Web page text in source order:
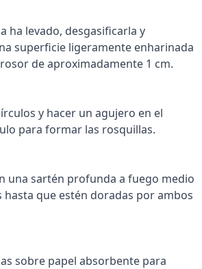
ha levado, desgasificarla y
superficie ligeramente enharinada
de aproximadamente 1 cm.
y hacer un agujero en el
para formar las rosquillas.
una sartén profunda a fuego medio
que estén doradas por ambos
sobre papel absorbente para